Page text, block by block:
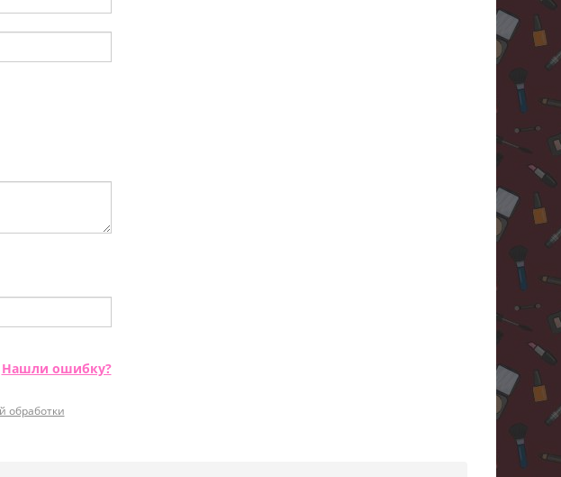
Нашли ошибку?
обработки